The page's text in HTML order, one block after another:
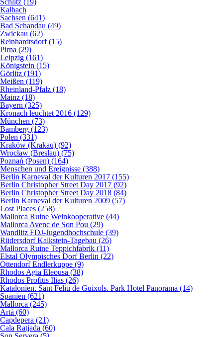
Schlitz (19)
Kalbach
Sachsen (641)
Bad Schandau (49)
Zwickau (62)
Reinhardtsdorf (15)
Pirna (29)
Leipzig (161)
Königstein (15)
Görlitz (191)
Meißen (119)
Rheinland-Pfalz (18)
Mainz (18)
Bayern (325)
Kronach leuchtet 2016 (129)
München (73)
Bamberg (123)
Polen (331)
Kraków (Krakau) (92)
Wrocław (Breslau) (75)
Poznań (Posen) (164)
Menschen und Ereignisse (388)
Berlin Karneval der Kulturen 2017 (155)
Berlin Christopher Street Day 2017 (92)
Berlin Christopher Street Day 2018 (84)
Berlin Karneval der Kulturen 2009 (57)
Lost Places (258)
Mallorca Ruine Weinkooperative (44)
Mallorca Avenc de Son Pou (29)
Wandlitz FDJ-Jugendhochschule (39)
Rüdersdorf Kalkstein-Tagebau (26)
Mallorca Ruine Teppichfabrik (11)
Elstal Olympisches Dorf Berlin (22)
Ottendorf Endlerkuppe (9)
Rhodos Agia Eleousa (38)
Rhodos Profitis Ilias (26)
Katalonien. Sant Feliu de Guixols. Park Hotel Panorama (14)
Spanien (621)
Mallorca (245)
Artà (60)
Capdepera (21)
Cala Ratjada (60)